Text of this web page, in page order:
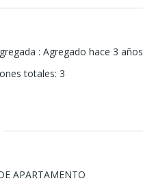
: Agregado hace 3 años
totales: 3
APARTAMENTO